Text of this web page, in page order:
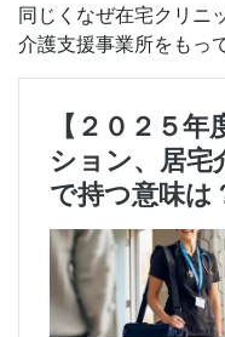
同じくなぜ在宅クリニ
介護支援事業所をもっ